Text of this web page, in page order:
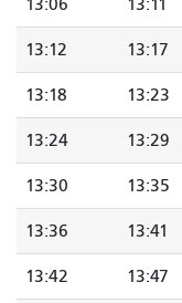
13:06 13:11
13:12 13:17
13:18 13:23
13:24 13:29
13:30 13:35
13:36 13:41
13:42 13:47